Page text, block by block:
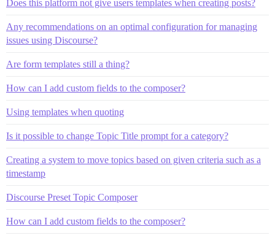
Does this platform not give users templates when creating posts?
Any recommendations on an optimal configuration for managing
issues using Discourse?
Are form templates still a thing?
How can I add custom fields to the composer?
Using templates when quoting
Is it possible to change Topic Title prompt for a category?
Creating a system to move topics based on given criteria such as a
timestamp
Discourse Preset Topic Composer
How can I add custom fields to the composer?